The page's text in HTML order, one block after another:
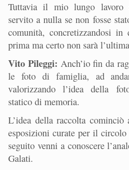
Tuttavia il mio lungo lavoro
servito a nulla se non fosse
comunità, concretizzandosi
prima ma certo non sarà
Vito Pileggi: Anch’io fin da
le foto di famiglia, ad
valorizzando l’idea della
statico di memoria.
L’idea della raccolta
esposizioni curate per il
seguito venni a conoscere
Galati.